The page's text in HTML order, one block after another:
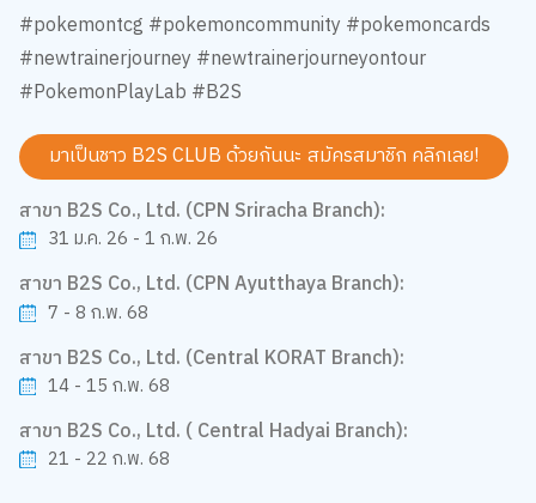
#pokemontcg #pokemoncommunity #pokemoncards
#newtrainerjourney #newtrainerjourneyontour
#PokemonPlayLab #B2S
มาเป็นชาว B2S CLUB ด้วยกันนะ สมัครสมาชิก คลิกเลย!
สาขา B2S Co., Ltd. (CPN Sriracha Branch):
31 ม.ค. 26 - 1 ก.พ. 26
สาขา B2S Co., Ltd. (CPN Ayutthaya Branch):
7 - 8 ก.พ. 68
สาขา B2S Co., Ltd. (Central KORAT Branch):
14 - 15 ก.พ. 68
สาขา B2S Co., Ltd. ( Central Hadyai Branch):
21 - 22 ก.พ. 68